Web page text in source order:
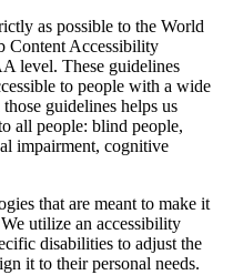
as possible to the World
Content Accessibility
level. These guidelines
to people with a wide
guidelines helps us
all people: blind people,
impairment, cognitive
that are meant to make it
utilize an accessibility
disabilities to adjust the
it to their personal needs.